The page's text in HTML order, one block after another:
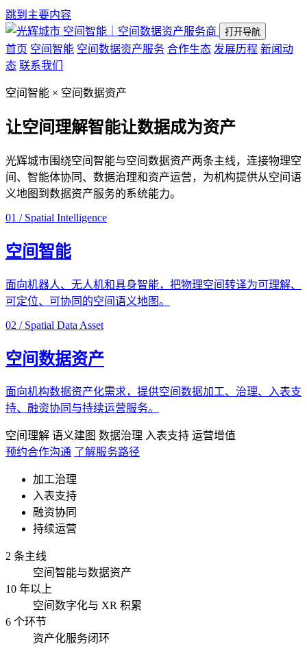
跳到主要内容
空间智能｜空间数据资产服务商
打开导航
首页 空间智能 空间数据资产服务 合作生态 发展历程 新闻动
态 联系我们
空间智能 × 空间数据资产
让空间理解智能让数据成为资产
光辉城市围绕空间智能与空间数据资产两条主线，连接物理空
间、智能体协同、数据治理和资产运营，为机构提供从空间语
义地图到数据资产服务的系统能力。
01 / Spatial Intelligence
空间智能
面向机器人、无人机和具身智能，把物理空间转译为可理解、
可定位、可协同的空间语义地图。
02 / Spatial Data Asset
空间数据资产
面向机构数据资产化需求，提供空间数据加工、治理、入表支
持、融资协同与持续运营服务。
空间理解 语义建图 数据治理 入表支持 运营增值
预约合作沟通 了解服务路径
加工治理
入表支持
融资协同
持续运营
2 条主线
空间智能与数据资产
10 年以上
空间数字化与 XR 积累
6 个环节
资产化服务闭环